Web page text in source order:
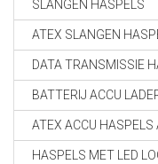
SLANGEN HASPELS
ATEX SLANGEN
DATA TRANSMISSIE
BATTERIJ ACCU
ATEX ACCU HASPELS
HASPELS MET LED